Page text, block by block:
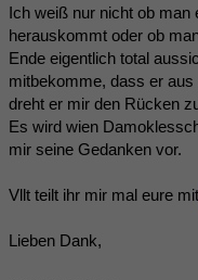
Ich weiß nur nicht ob man
herauskommt oder ob
Ende eigentlich total
mitbekomme, dass er
dreht er mir den Rücken
Es wird wien
mir seine Gedanken vor.
Vllt teilt ihr mir mal eure mit
Lieben Dank,